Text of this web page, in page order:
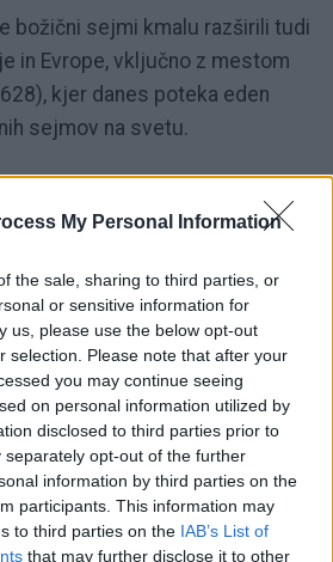
My Personal Information
the sale, sharing to third parties, or
or sensitive information for
us, please use the below opt-out
selection. Please note that after your
you may continue seeing
on personal information utilized by
disclosed to third parties prior to
separately opt-out of the further
information by third parties on the
participants. This information may
to third parties on the IAB’s List of
that may further disclose it to other
božični sejmi kmalu razširili tudi
in Evrope, vključno z mestom
kjer danes poteka eden
sejmov na svetu.
(Glühwein) in praznična glasba,
sejmi v Evropi
(Striezelmarkt)
v Evropi, znan po
(božičnem pecivu),
in prazničnem vzdušju.